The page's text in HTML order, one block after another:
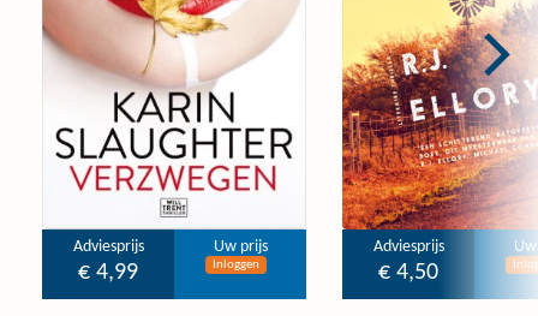
Adviesprijs
€ 4,99
Uw prijs
Inloggen
Adviesprijs
€ 4,50